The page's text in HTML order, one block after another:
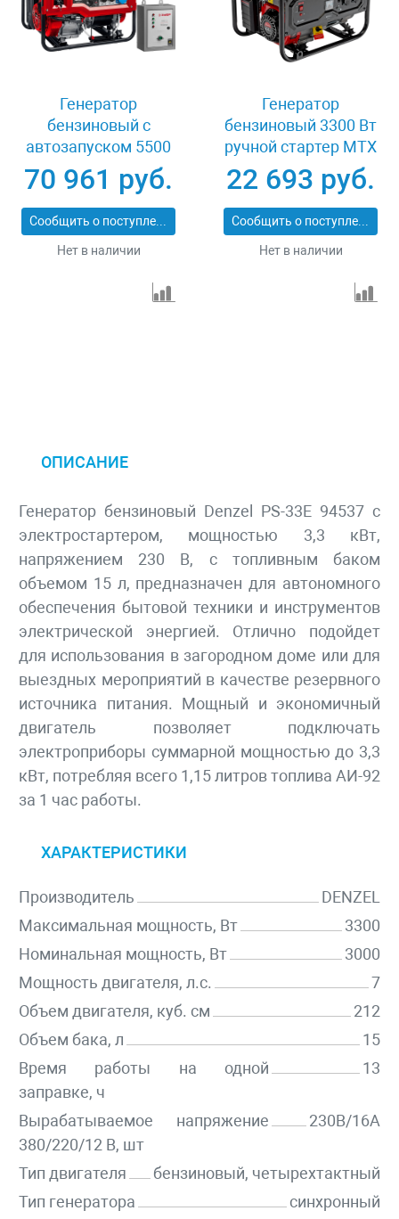
Генератор
бензиновый с
автозапуском 5500
Вт Зубр СБА-5500
70 961 руб.
Сообщить о поступлении
Нет в наличии
Генератор
бензиновый 3300 Вт
ручной стартер MTX
RS-4000 946115
22 693 руб.
Сообщить о поступлении
Нет в наличии
ОПИСАНИЕ
Генератор бензиновый Denzel PS-33E 94537 с
электростартером, мощностью 3,3 кВт,
напряжением 230 В, с топливным баком
объемом 15 л, предназначен для автономного
обеспечения бытовой техники и инструментов
электрической энергией. Отлично подойдет
для использования в загородном доме или для
выездных мероприятий в качестве резервного
источника питания. Мощный и экономичный
двигатель позволяет подключать
электроприборы суммарной мощностью до 3,3
кВт, потребляя всего 1,15 литров топлива АИ-92
за 1 час работы.
ХАРАКТЕРИСТИКИ
Производитель
DENZEL
Максимальная мощность, Вт
3300
Номинальная мощность, Вт
3000
Мощность двигателя, л.с.
7
Объем двигателя, куб. см
212
Объем бака, л
15
Время работы на одной
заправке, ч
13
Вырабатываемое напряжение
380/220/12 В, шт
230В/16А
Тип двигателя
бензиновый, четырехтактный
Тип генератора
синхронный